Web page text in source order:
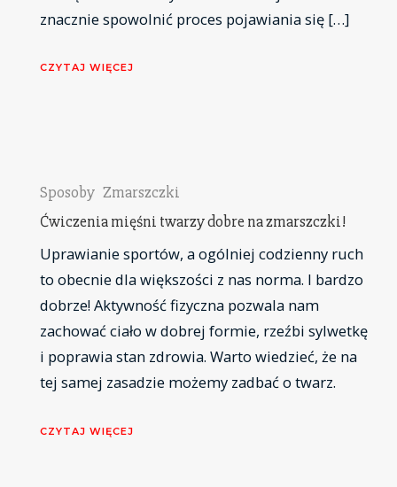
znacznie spowolnić proces pojawiania się […]
CZYTAJ WIĘCEJ
Sposoby Zmarszczki
Ćwiczenia mięśni twarzy dobre na zmarszczki!
Uprawianie sportów, a ogólniej codzienny ruch
to obecnie dla większości z nas norma. I bardzo
dobrze! Aktywność fizyczna pozwala nam
zachować ciało w dobrej formie, rzeźbi sylwetkę
i poprawia stan zdrowia. Warto wiedzieć, że na
tej samej zasadzie możemy zadbać o twarz.
CZYTAJ WIĘCEJ